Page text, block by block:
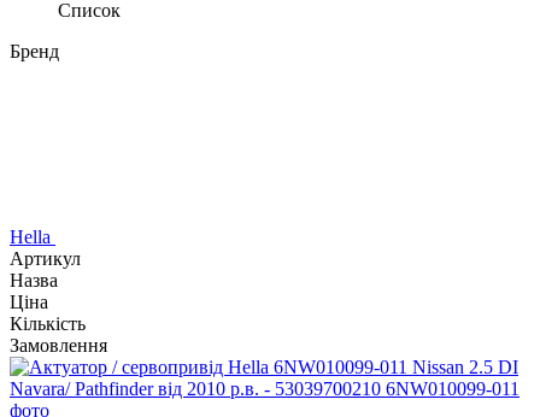
Список
Бренд
Hella
Артикул
Назва
Ціна
Кількість
Замовлення